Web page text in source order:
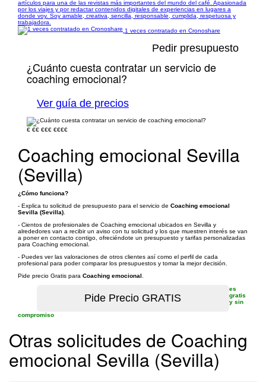
artículos para una de las revistas más importantes del mundo del café. Apasionada
por los viajes y por redactar contenidos digitales de experiencias en lugares a
donde voy. Soy amable, creativa, sencilla, responsable, cumplida, respetuosa y
trabajadora.
1 veces contratado en Cronoshare
Pedir presupuesto
¿Cuánto cuesta contratar un servicio de
coaching emocional?
Ver guía de precios
€ €€ €€€ €€€€
Coaching emocional Sevilla
(Sevilla)
¿Cómo funciona?
- Explica tu solicitud de presupuesto para el servicio de Coaching emocional
Sevilla (Sevilla)
- Cientos de profesionales de Coaching emocional ubicados en Sevilla y
alrededores van a recibir un aviso con tu solicitud y los que muestren interés se van
a poner en contacto contigo, ofreciéndote un presupuesto y tarifas personalizadas
para Coaching emocional.
- Puedes ver las valoraciones de otros clientes así como el perfil de cada
profesional para poder comparar los presupuestos y tomar la mejor decisión.
Pide precio Gratis para Coaching emocional
es
gratis
y sin
compromiso
Otras solicitudes de Coaching
emocional Sevilla (Sevilla)